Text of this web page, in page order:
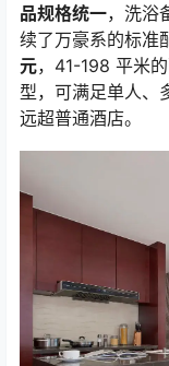
品规格统一，洗浴
续了万豪系的标准
元， 41-198 平米
型，可满足单人、
远超普通酒店。